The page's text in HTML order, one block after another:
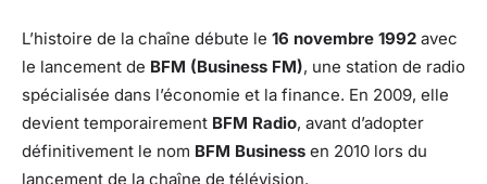
L’histoire de la chaîne débute le 16 novembre 1992 avec
le lancement de BFM (Business FM), une station de radio
spécialisée dans l’économie et la finance. En 2009, elle
devient temporairement BFM Radio, avant d’adopter
définitivement le nom BFM Business en 2010 lors du
lancement de la chaîne de télévision.